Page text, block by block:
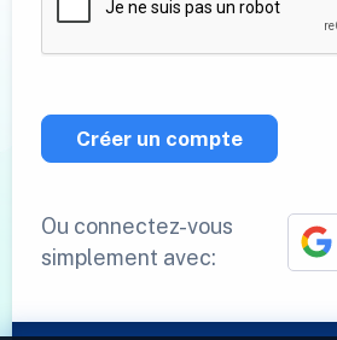
Créer un compte
Ou connectez-vous
simplement avec: